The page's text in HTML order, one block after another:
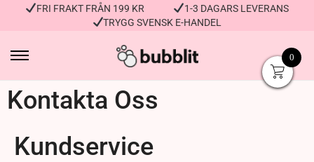
FRI FRAKT FRÅN 199 KR
1-3 DAGARS LEVERANS
TRYGG SVENSK E-HANDEL
Kontakta Oss
Kundservice
0